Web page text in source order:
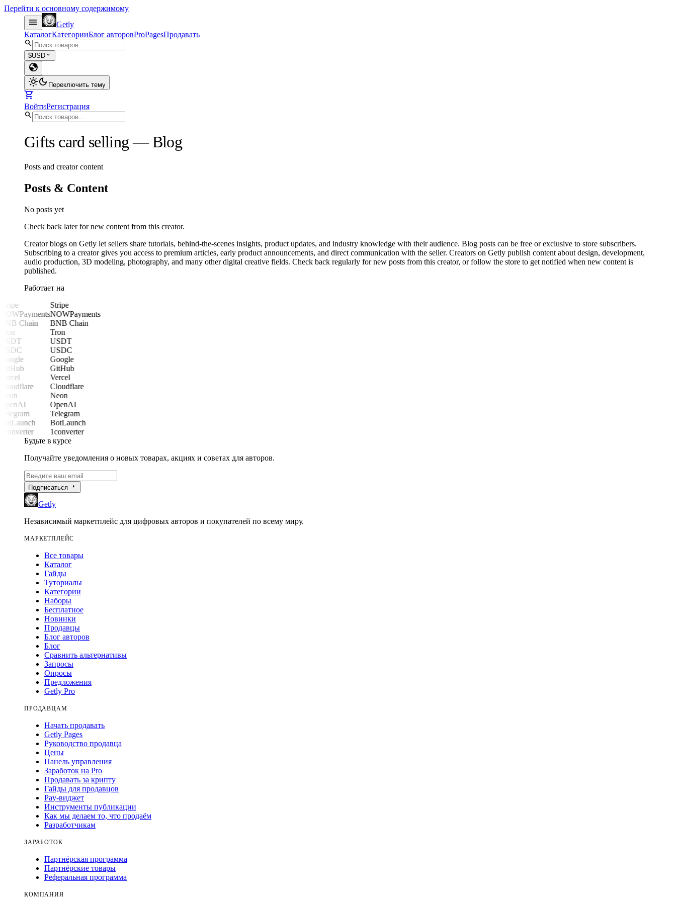
Перейти к основному содержимому
menu
Getly
КаталогКатегорииБлог авторовProPagesПродавать
search
$USD expand_more
globe
light_modedark_mode Переключить тему
shopping_cart
ВойтиРегистрация
search
Gifts card selling—Blog
Posts and creator content
Posts & Content
No posts yet
Check back later for new content from this creator.
Creator blogs on Getly let sellers share tutorials, behind-the-scenes insights, product updates, and industry knowledge with their audience. Blog posts can be free or exclusive to store subscribers.
Subscribing to a creator gives you access to premium articles, early product announcements, and direct communication with the seller. Creators on Getly publish content about design, development,
audio production, 3D modeling, photography, and many other digital creative fields. Check back regularly for new posts from this creator, or follow the store to get notified when new content is
published.
Работает на
Stripe
NOWPayments
BNB Chain
Tron
USDT
USDC
Google
GitHub
Vercel
Cloudflare
Neon
OpenAI
Telegram
BotLaunch
1converter
Stripe
NOWPayments
BNB Chain
Tron
USDT
USDC
Google
GitHub
Vercel
Cloudflare
Neon
OpenAI
Telegram
BotLaunch
1converter
Будьте в курсе
Получайте уведомления о новых товарах, акциях и советах для авторов.
Подписаться arrow_right
Getly
Независимый маркетплейс для цифровых авторов и покупателей по всему миру.
МАРКЕТПЛЕЙС
Все товары
Каталог
Гайды
Туториалы
Категории
Наборы
Бесплатное
Новинки
Продавцы
Блог авторов
Блог
Сравнить альтернативы
Запросы
Опросы
Предложения
Getly Pro
ПРОДАВЦАМ
Начать продавать
Getly Pages
Руководство продавца
Цены
Панель управления
Заработок на Pro
Продавать за крипту
Гайды для продавцов
Pay-виджет
Инструменты публикации
Как мы делаем то, что продаём
Разработчикам
ЗАРАБОТОК
Партнёрская программа
Партнёрские товары
Реферальная программа
КОМПАНИЯ